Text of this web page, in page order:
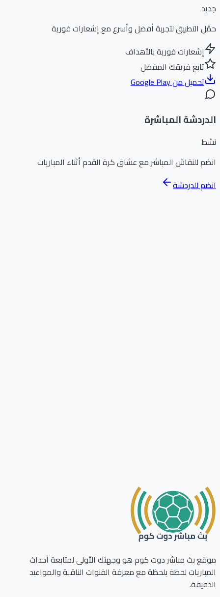
جديد
حمّل التطبيق لتجربة أفضل وأسرع مع إشعارات فورية
إشعارات فورية بالأهداف
تابع فريقك المفضل
تحميل من Google Play
الدردشة المباشرة
نشط
انضم للنقاش المباشر مع عشاق كرة القدم أثناء المباريات
انضم للدردشة
موقع بث مباشر دوت كوم هو وجهتك الأولى لمتابعة أحداث
المباريات لحظة بلحظة مع معرفة القنوات الناقلة والمواعيد
الدقيقة.